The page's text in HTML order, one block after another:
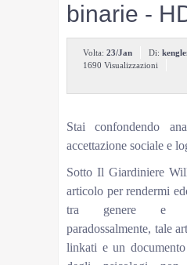
binarie -
Volta: 23/Jan Di:
1690 Visualizzazioni
Stai confondendo
accettazione sociale e
Sotto Il Giardiniere
articolo per rendermi
tra genere e
paradossalmente, tale
linkati e un